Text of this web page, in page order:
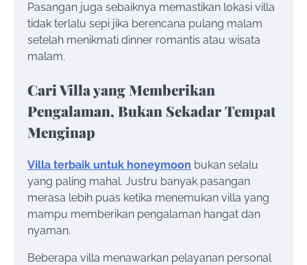
Pasangan juga sebaiknya memastikan lokasi villa
tidak terlalu sepi jika berencana pulang malam
setelah menikmati dinner romantis atau wisata
malam.
Cari Villa yang Memberikan
Pengalaman, Bukan Sekadar Tempat
Menginap
Villa terbaik untuk honeymoon bukan selalu
yang paling mahal. Justru banyak pasangan
merasa lebih puas ketika menemukan villa yang
mampu memberikan pengalaman hangat dan
nyaman.
Beberapa villa menawarkan pelayanan personal